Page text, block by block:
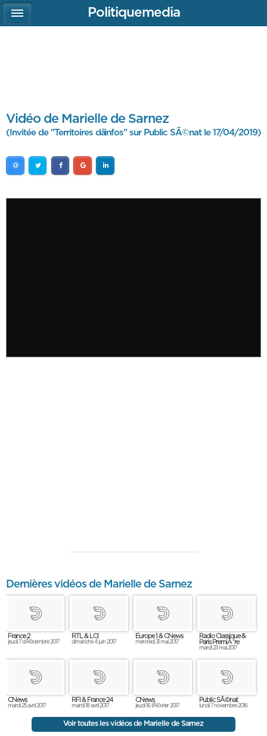
Vidéo de Marielle de Sarnez
(Invitée de "Territoires dâinfos" sur Public SÃ©nat le 17/04/2019)
Dernières vidéos de Marielle de Sarnez
France 2
jeudi 7 dÃ©cembre 2017
RTL & LCI
dimanche 4 juin 2017
Europe 1 & CNews
mercredi 31 mai 2017
Radio Classique &
Paris PremiÃ¨re
mardi 23 mai 2017
CNews
mardi 25 avril 2017
RFI & France 24
mardi 18 avril 2017
CNews
jeudi 16 fÃ©vrier 2017
Public SÃ©nat
lundi 7 novembre 2016
Voir toutes les vidéos de Marielle de Sarnez
Politiquemedia